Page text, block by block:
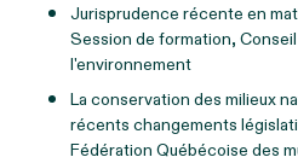
Jurisprudence récente en
Session de formation,
l'environnement
La conservation des milieux
récents changements
Fédération Québécoise des